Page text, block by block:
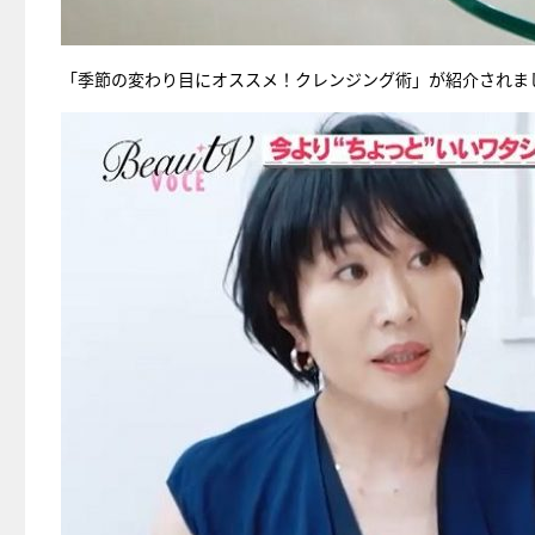
「季節の変わり目にオススメ！クレンジング術」が紹介されま